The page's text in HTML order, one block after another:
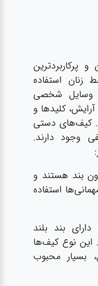
پرکاربردترین
استفاده
وسایل شخصی
کلیدها و
کیف‌های دستی
وجود دارند.
بند هستند و
استفاده
بند بلند
نوع کیف‌ها
بسیار محبوب